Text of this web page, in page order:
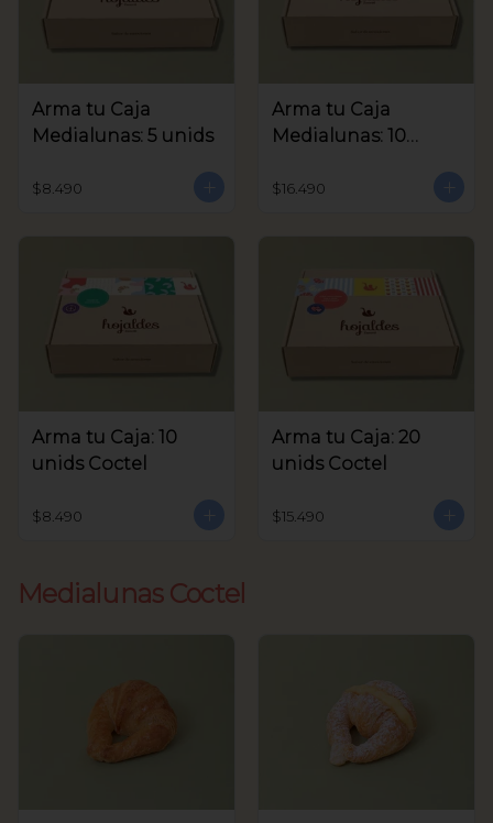
Arma tu Caja
Medialunas: 5 unids
$8.490
Arma tu Caja
Medialunas: 10
$16.490
Arma tu Caja: 10
unids Coctel
$8.490
Arma tu Caja: 20
unids Coctel
$15.490
Medialunas Coctel